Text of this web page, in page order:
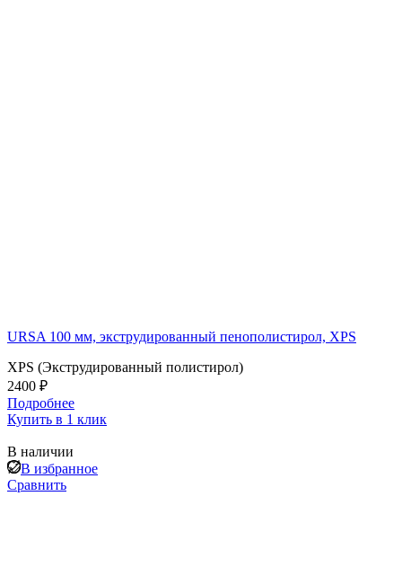
URSA 100 мм, экструдированный пенополистирол, XPS
XPS (Экструдированный полистирол)
2400 ₽
Подробнее
Купить в 1 клик
В наличии
В избранное
Сравнить